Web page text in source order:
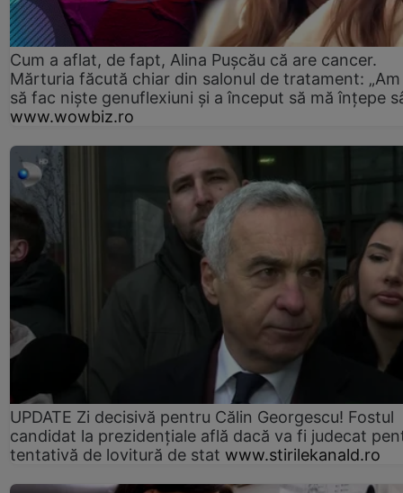
Cum a aflat, de fapt, Alina Pușcău că are cancer.
Mărturia făcută chiar din salonul de tratament:
să fac niște genuflexiuni și a început să mă înțepe
www.wowbiz.ro
UPDATE Zi decisivă pentru Călin Georgescu! Fostul
candidat la prezidențiale află dacă va fi judecat
tentativă de lovitură de stat www.stirilekanald.ro